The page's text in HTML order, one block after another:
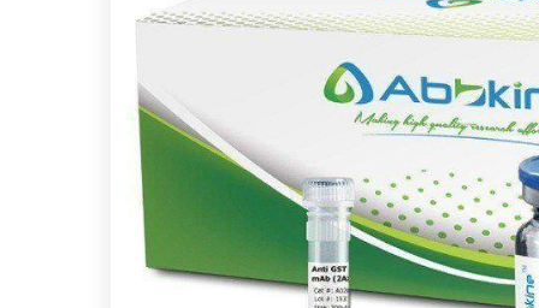
细胞代谢检测试剂盒
细胞凋亡/周期
报告基因检测
细胞衰老
细胞器提取和染色
细胞迁移/侵袭
细
工